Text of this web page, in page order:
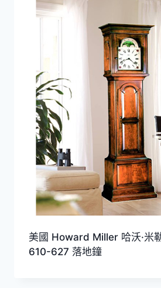
美國 Howard Miller 哈沃·米
610-627 落地鐘